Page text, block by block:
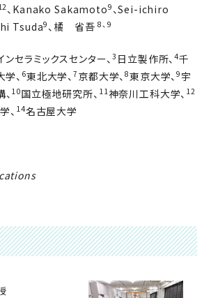
、Kanako Sakamoto9 、Sei-ichiro
Tsuda9 、橘 省吾8、9
ンセラミックスセンター、3 日立製作所、4千
、 6東北大学、7 京都大学、8東京大学、9 宇
10国立極地研究所、 11神奈川工科大学、 12
、 14名古屋大学